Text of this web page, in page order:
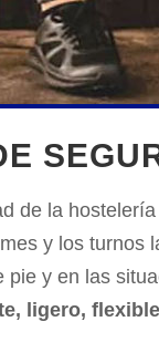
de la
y los
pie y en las
ligero,